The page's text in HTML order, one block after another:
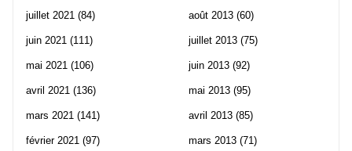
juillet 2021 (84)
juin 2021 (111)
mai 2021 (106)
avril 2021 (136)
mars 2021 (141)
février 2021 (97)
août 2013 (60)
juillet 2013 (75)
juin 2013 (92)
mai 2013 (95)
avril 2013 (85)
mars 2013 (71)